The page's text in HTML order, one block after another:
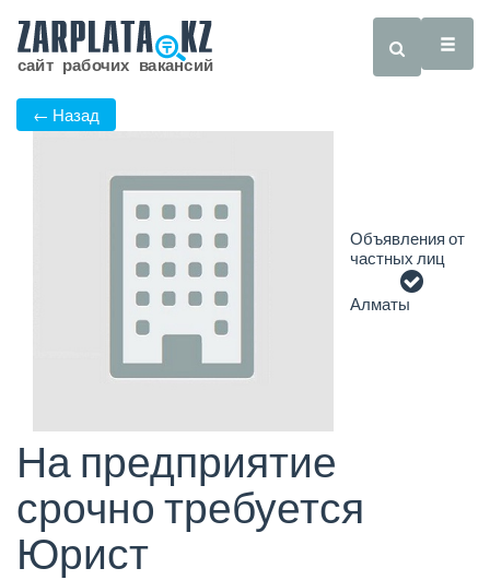
← Назад
Объявления от
частных лиц
Алматы
На предприятие
срочно требуется
Юрист